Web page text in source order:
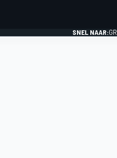
SNEL NAAR: